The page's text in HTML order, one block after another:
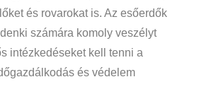
és rovarokat is. Az esőerdők
számára komoly veszélyt
intézkedéseket kell tenni a
és védelem